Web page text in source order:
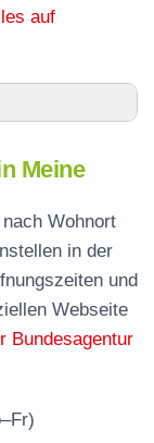
auf
in Meine
beantragen
Meine
Meine
Wohnort
in der
und
Webseite
Bundesagentur